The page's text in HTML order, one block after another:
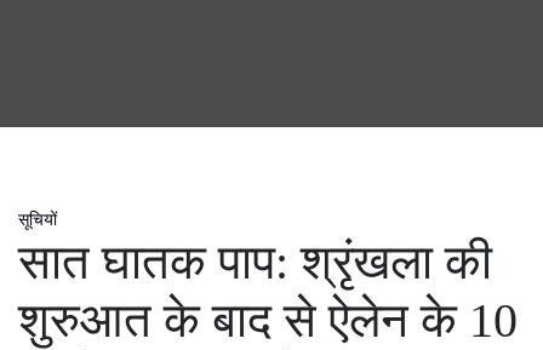
सूचियों
सात घातक पाप: श्रृंखला की
शुरुआत के बाद से ऐलेन के 10